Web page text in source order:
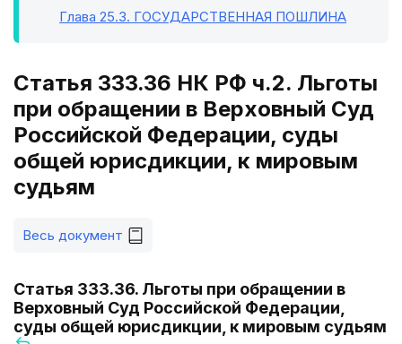
Глава 25.3. ГОСУДАРСТВЕННАЯ ПОШЛИНА
Статья 333.36 НК РФ ч.2. Льготы
при обращении в Верховный Суд
Российской Федерации, суды
общей юрисдикции, к мировым
судьям
Весь документ
Статья 333.36. Льготы при обращении в
Верховный Суд Российской Федерации,
суды общей юрисдикции, к мировым судьям